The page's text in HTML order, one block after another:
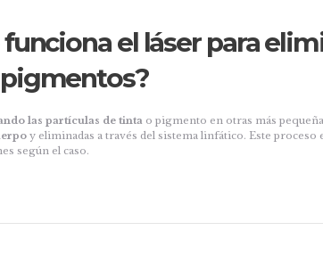
funciona el láser para
las partículas de tinta o pigmento en otras más
y eliminadas a través del sistema linfático. Este proceso
según el caso.